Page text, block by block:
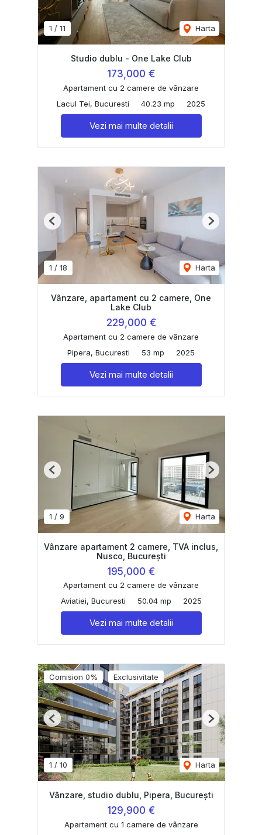
1 / 11 Harta
Studio dublu - One Lake Club
173,000 €
Apartament cu 2 camere de vânzare
Lacul Tei, Bucuresti
40.23 mp 2025
Vezi mai multe detalii
1 / 18 Harta
Previous Next
Vânzare, apartament cu 2 camere, One
Lake Club
229,000 €
Apartament cu 2 camere de vânzare
Pipera, Bucuresti
53 mp 2025
Vezi mai multe detalii
1 / 9 Harta
Previous Next
Vânzare apartament 2 camere, TVA inclus,
Nusco, București
195,000 €
Apartament cu 2 camere de vânzare
Aviatiei, Bucuresti
50.04 mp 2025
Vezi mai multe detalii
Comision 0% Exclusivitate
1 / 10 Harta
Previous Next
Vânzare, studio dublu, Pipera, București
129,900 €
Apartament cu 1 camere de vânzare